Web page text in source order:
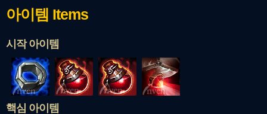
아이템 Items
시작 아이템
핵심 아이템